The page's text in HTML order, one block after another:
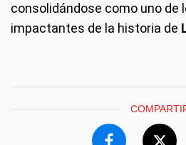
consolidándose como uno de
impactantes de la historia de